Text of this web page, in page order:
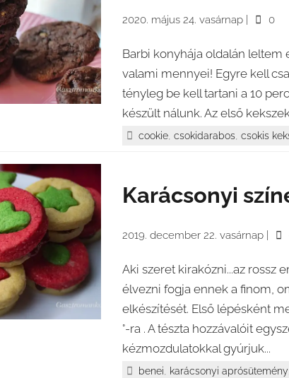
2020. május 24. vasárnap 0
Barbi konyhája oldalán leltem
valami mennyei! Egyre kell
tényleg be kell tartani a 10
készült nálunk. Az első
cookie,csokidarabos,csokis
Karácsonyi
2019. december 22. vasárnap
Aki szeret kirakózni...az rossz
élvezni fogja ennek a finom,
elkészítését. Első lépésként
°-ra . A tészta hozzávalóit
kézmozdulatokkal gyúrjuk...
benei, karácsonyi aprósütemény